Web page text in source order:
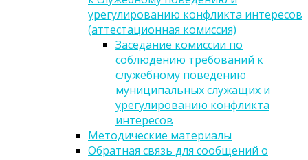
урегулированию конфликта интересов
(аттестационная комиссия)
Заседание комиссии по
соблюдению требований к
служебному поведению
муниципальных служащих и
урегулированию конфликта
интересов
Методические материалы
Обратная связь для сообщений о